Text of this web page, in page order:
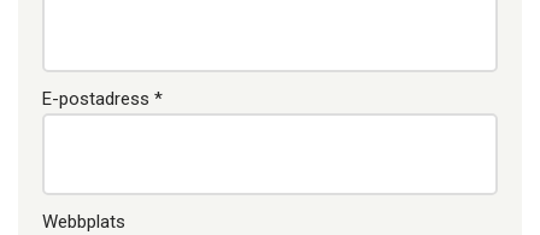
E-postadress *
Webbplats